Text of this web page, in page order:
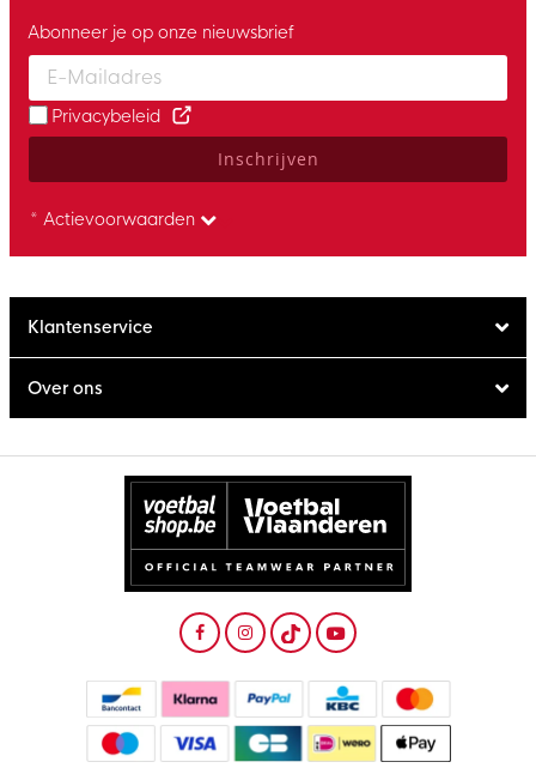
Enter your email and accept the privacy policy to subscribe to
Abonneer je op onze nieuwsbrief
Privacybeleid
Inschrijven
* Actievoorwaarden
Klantenservice
Over ons